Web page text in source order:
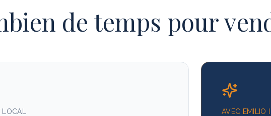
de temps pour
AVEC EMILIO